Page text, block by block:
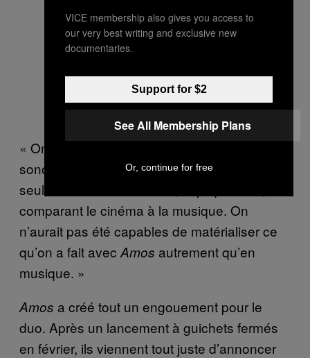
« On a été capables d’extérioriser un univers
sonore, ce qui aurait été difficile à faire
seulement avec le cinéma, explique Paul, en
comparant le cinéma à la musique. On
n’aurait pas été capables de matérialiser ce
qu’on a fait avec Amos autrement qu’en
musique. »
Amos a créé tout un engouement pour le
duo. Après un lancement à guichets fermés
en février, ils viennent tout juste d’annoncer
VICE membership also gives you access to
our very best writing and exclusive new
documentaries.
Support for $2
See All Membership Plans
Or, continue for free